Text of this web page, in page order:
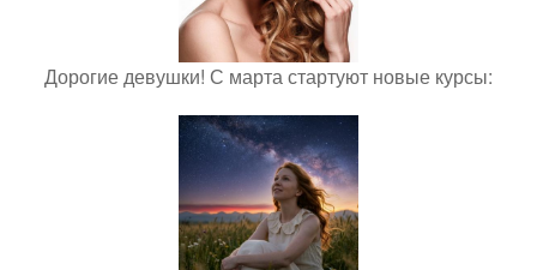
Дорогие девушки! С марта стартуют новые курсы: